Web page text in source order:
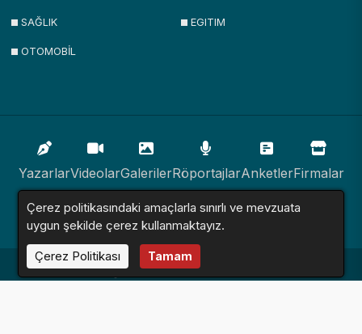
SAĞLIK EGITIM
OTOMOBİL
YazarlarVideolarGalerilerRöportajlarAnketlerFirmalar
İlanlarResmi İlanlarSitemap
Haber Sitesi © 2016 - 2024. Tüm Hakları Saklıdır.
Çerez politikasındaki amaçlarla sınırlı ve mevzuata
uygun şekilde çerez kullanmaktayız.
Çerez Politikası
Tamam